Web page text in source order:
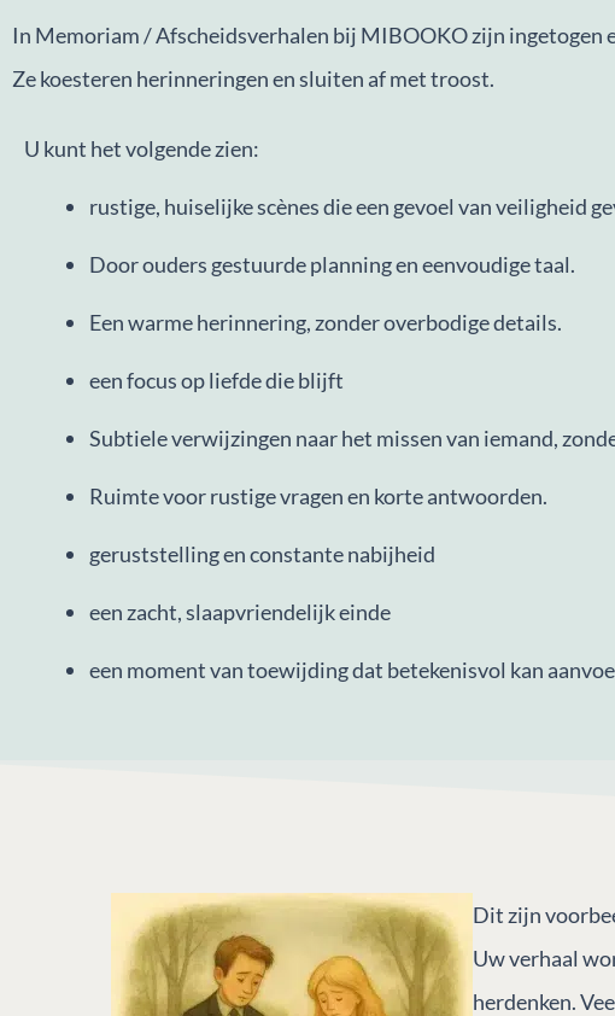
In Memoriam / Afscheidsverhalen bij MIBOOKO zijn ingetogen
Ze koesteren herinneringen en sluiten af met troost.
U kunt het volgende zien:
rustige, huiselijke scènes die een gevoel van veiligheid
Door ouders gestuurde planning en eenvoudige taal.
Een warme herinnering, zonder overbodige details.
een focus op liefde die blijft
Subtiele verwijzingen naar het missen van iemand,
Ruimte voor rustige vragen en korte antwoorden.
geruststelling en constante nabijheid
een zacht, slaapvriendelijk einde
een moment van toewijding dat betekenisvol kan
Dit zijn
Uw verhaal
herdenken.